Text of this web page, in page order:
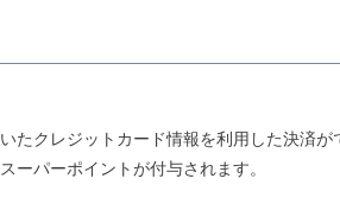
クレジットカード情報を利用した決済が
ーパーポイントが付与されます。